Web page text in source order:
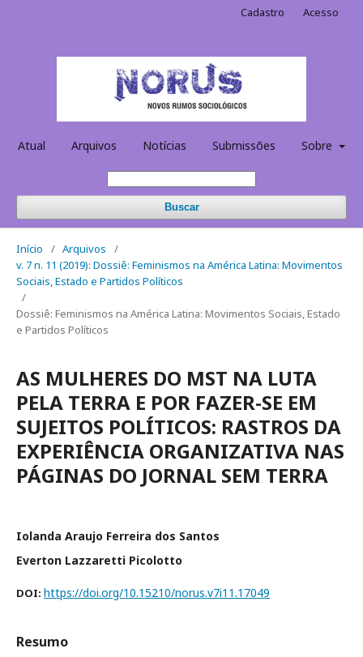
Atual Arquivos Notícias Submissões Sobre
Buscar
Cadastro Acesso
Início / Arquivos
/
v. 7 n. 11 (2019): Dossiê: Feminismos na América Latina: Movimentos
Sociais, Estado e Partidos Políticos
/
Dossiê: Feminismos na América Latina: Movimentos Sociais, Estado
e Partidos Políticos
AS MULHERES DO MST NA LUTA
PELA TERRA E POR FAZER-SE EM
SUJEITOS POLÍTICOS: RASTROS DA
EXPERIÊNCIA ORGANIZATIVA NAS
PÁGINAS DO JORNAL SEM TERRA
Iolanda Araujo Ferreira dos Santos
Everton Lazzaretti Picolotto
DOI: https://doi.org/10.15210/norus.v7i11.17049
Resumo